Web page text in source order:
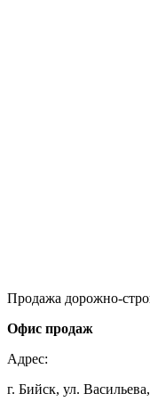
Продажа дорожно-
Офис продаж
Адрес:
г. Бийск, ул.